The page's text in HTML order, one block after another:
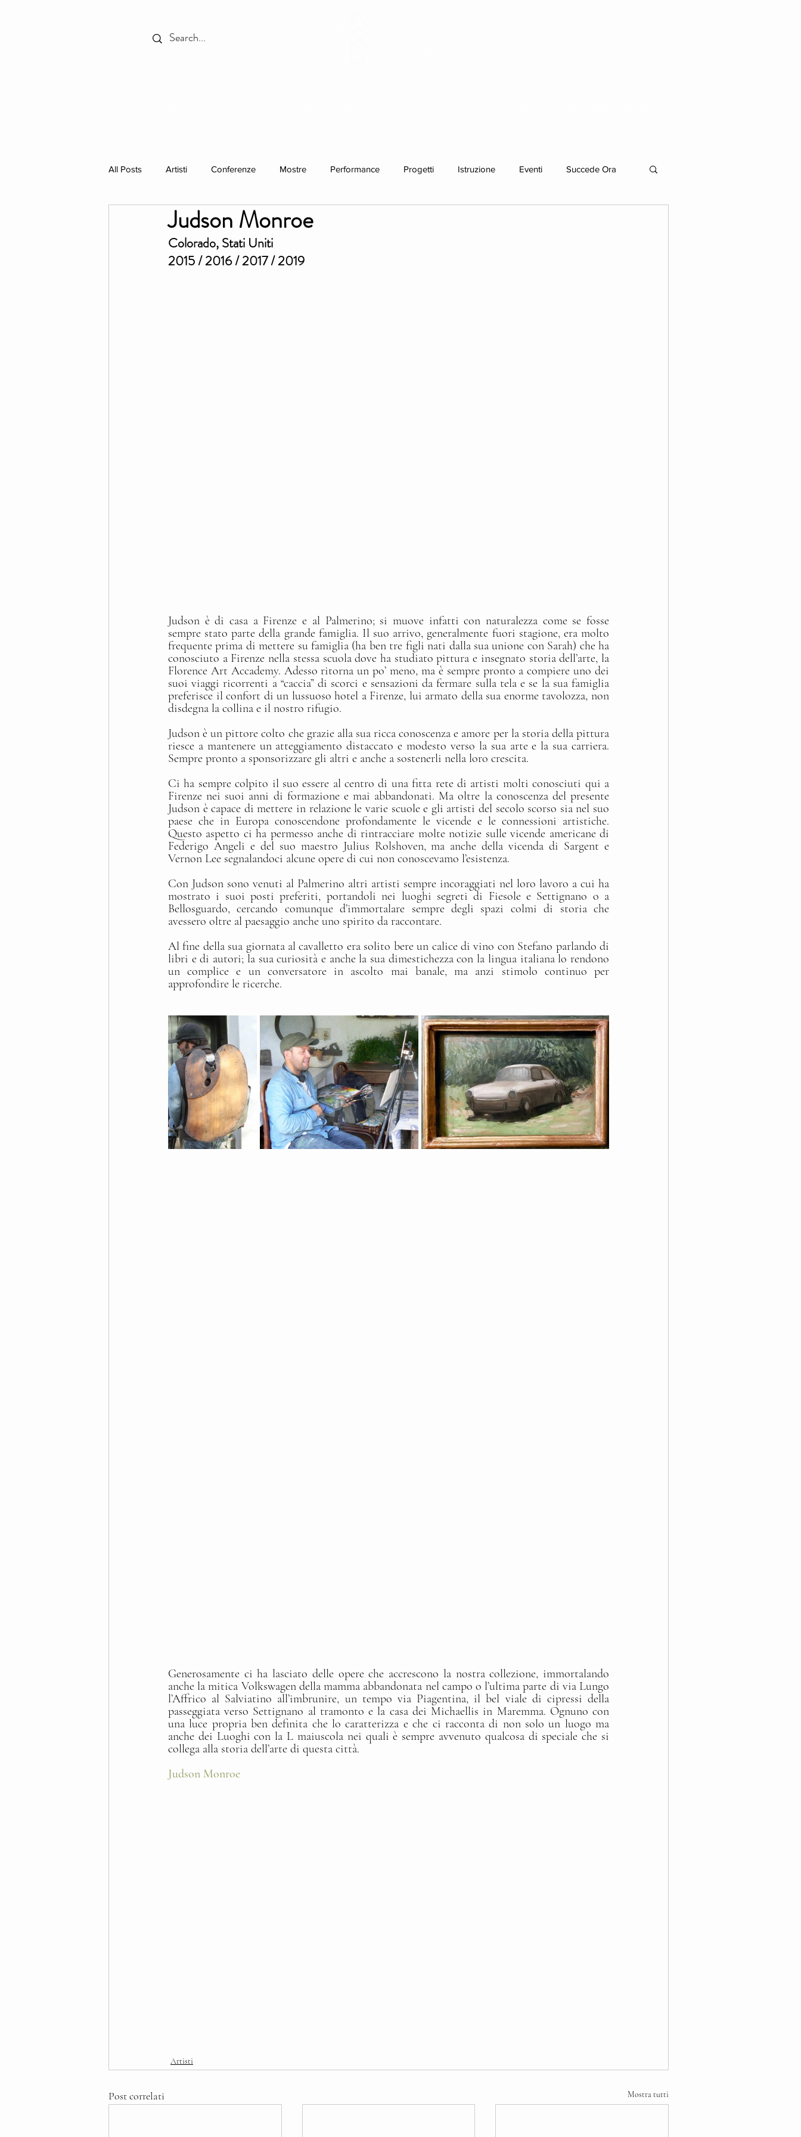
All Posts Artisti Conferenze Mostre Performance Progetti Istruzione Eventi Succede Ora
In Primo Piano Libri residenze individuali
Judson Monroe
Colorado, Stati Uniti
2015 / 2016 / 2017 / 2019
Judson è di casa a Firenze e al Palmerino; si muove infatti con naturalezza come se fosse
sempre stato parte della grande famiglia. Il suo arrivo, generalmente fuori stagione, era molto
frequente prima di mettere su famiglia (ha ben tre figli nati dalla sua unione con Sarah) che ha
conosciuto a Firenze nella stessa scuola dove ha studiato pittura e insegnato storia dell’arte, la
Florence Art Accademy. Adesso ritorna un po’ meno, ma è sempre pronto a compiere uno dei
suoi viaggi ricorrenti a “caccia” di scorci e sensazioni da fermare sulla tela e se la sua famiglia
preferisce il confort di un lussuoso hotel a Firenze, lui armato della sua enorme tavolozza, non
disdegna la collina e il nostro rifugio.
Judson è un pittore colto che grazie alla sua ricca conoscenza e amore per la storia della pittura
riesce a mantenere un atteggiamento distaccato e modesto verso la sua arte e la sua carriera.
Sempre pronto a sponsorizzare gli altri e anche a sostenerli nella loro crescita.
Ci ha sempre colpito il suo essere al centro di una fitta rete di artisti molti conosciuti qui a
Firenze nei suoi anni di formazione e mai abbandonati. Ma oltre la conoscenza del presente
Judson è capace di mettere in relazione le varie scuole e gli artisti del secolo scorso sia nel suo
paese che in Europa conoscendone profondamente le vicende e le connessioni artistiche.
Questo aspetto ci ha permesso anche di rintracciare molte notizie sulle vicende americane di
Federigo Angeli e del suo maestro Julius Rolshoven, ma anche della vicenda di Sargent e
Vernon Lee segnalandoci alcune opere di cui non conoscevamo l’esistenza.
Con Judson sono venuti al Palmerino altri artisti sempre incoraggiati nel loro lavoro a cui ha
mostrato i suoi posti preferiti, portandoli nei luoghi segreti di Fiesole e Settignano o a
Bellosguardo, cercando comunque d’immortalare sempre degli spazi colmi di storia che
avessero oltre al paesaggio anche uno spirito da raccontare.
Al fine della sua giornata al cavalletto era solito bere un calice di vino con Stefano parlando di
libri e di autori; la sua curiosità e anche la sua dimestichezza con la lingua italiana lo rendono
un complice e un conversatore in ascolto mai banale, ma anzi stimolo continuo per
approfondire le ricerche.
Generosamente ci ha lasciato delle opere che accrescono la nostra collezione, immortalando
anche la mitica Volkswagen della mamma abbandonata nel campo o l’ultima parte di via Lungo
l’Affrico al Salviatino all’imbrunire, un tempo via Piagentina, il bel viale di cipressi della
passeggiata verso Settignano al tramonto e la casa dei Michaellis in Maremma. Ognuno con
una luce propria ben definita che lo caratterizza e che ci racconta di non solo un luogo ma
anche dei Luoghi con la L maiuscola nei quali è sempre avvenuto qualcosa di speciale che si
collega alla storia dell’arte di questa città.
Judson Monroe
Artisti
Post correlati Mostra tutti